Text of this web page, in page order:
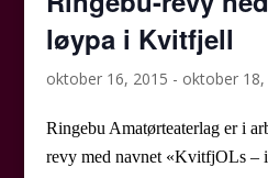
løypa i Kvitfjell
oktober 16, 2015 - oktober 18,
Ringebu Amatørteaterlag er i
revy med navnet «KvitfjOLs –